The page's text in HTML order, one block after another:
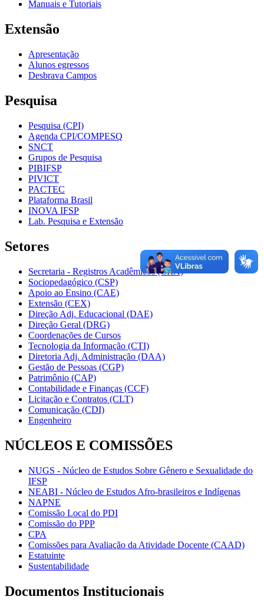
Manuais e Tutoriais
Extensão
Apresentação
Alunos egressos
Desbrava Campos
Pesquisa
Pesquisa (CPI)
Agenda CPI/COMPESQ
SNCT
Grupos de Pesquisa
PIBIFSP
PIVICT
PACTEC
Plataforma Brasil
INOVA IFSP
Lab. Pesquisa e Extensão
Setores
Secretaria - Registros Acadêmicos (CRA)
Sociopedagógico (CSP)
Apoio ao Ensino (CAE)
Extensão (CEX)
Direção Adj. Educacional (DAE)
Direção Geral (DRG)
Coordenações de Cursos
Tecnologia da Informação (CTI)
Diretoria Adj. Administração (DAA)
Gestão de Pessoas (CGP)
Patrimônio (CAP)
Contabilidade e Finanças (CCF)
Licitação e Contratos (CLT)
Comunicação (CDI)
Engenheiro
NÚCLEOS E COMISSÕES
NUGS - Núcleo de Estudos Sobre Gênero e Sexualidade do
IFSP
NEABI - Núcleo de Estudos Afro-brasileiros e Indígenas
NAPNE
Comissão Local do PDI
Comissão do PPP
CPA
Comissões para Avaliação da Atividade Docente (CAAD)
Estatuinte
Sustentabilidade
Documentos Institucionais